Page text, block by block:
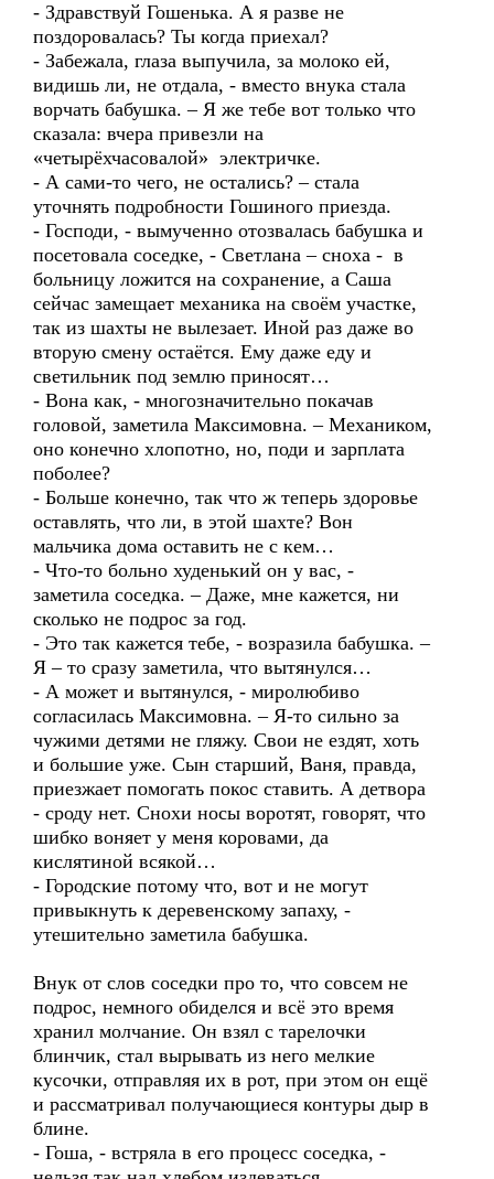
- Здравствуй Гошенька. А я разве не
поздоровалась? Ты когда приехал?
- Забежала, глаза выпучила, за молоко ей,
видишь ли, не отдала, - вместо внука стала
ворчать бабушка. – Я же тебе вот только что
сказала: вчера привезли на
«четырёхчасовалой» электричке.
- А сами-то чего, не остались? – стала
уточнять подробности Гошиного приезда.
- Господи, - вымученно отозвалась бабушка и
посетовала соседке, - Светлана – сноха - в
больницу ложится на сохранение, а Саша
сейчас замещает механика на своём участке,
так из шахты не вылезает. Иной раз даже во
вторую смену остаётся. Ему даже еду и
светильник под землю приносят…
- Вона как, - многозначительно покачав
головой, заметила Максимовна. – Механиком,
оно конечно хлопотно, но, поди и зарплата
поболее?
- Больше конечно, так что ж теперь здоровье
оставлять, что ли, в этой шахте? Вон
мальчика дома оставить не с кем…
- Что-то больно худенький он у вас, -
заметила соседка. – Даже, мне кажется, ни
сколько не подрос за год.
- Это так кажется тебе, - возразила бабушка. –
Я – то сразу заметила, что вытянулся…
- А может и вытянулся, - миролюбиво
согласилась Максимовна. – Я-то сильно за
чужими детями не гляжу. Свои не ездят, хоть
и большие уже. Сын старший, Ваня, правда,
приезжает помогать покос ставить. А детвора
- сроду нет. Снохи носы воротят, говорят, что
шибко воняет у меня коровами, да
кислятиной всякой…
- Городские потому что, вот и не могут
привыкнуть к деревенскому запаху, -
утешительно заметила бабушка.
Внук от слов соседки про то, что совсем не
подрос, немного обиделся и всё это время
хранил молчание. Он взял с тарелочки
блинчик, стал вырывать из него мелкие
кусочки, отправляя их в рот, при этом он ещё
и рассматривал получающиеся контуры дыр в
блине.
- Гоша, - встряла в его процесс соседка, -